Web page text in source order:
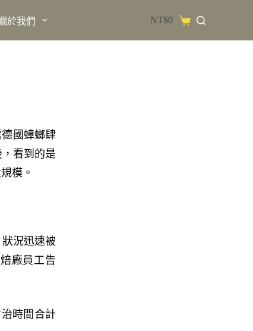
於我們 NT$0
國蟑螂肆
看到的是
模。
況迅速被
廠員工告
時間合計